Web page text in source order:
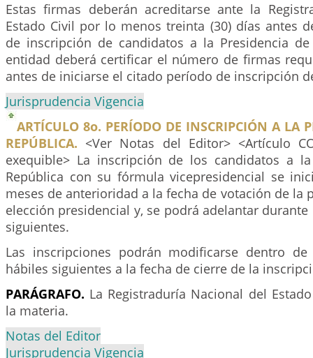
Estas firmas deberán acreditarse ante la
Estado Civil por lo menos treinta (30) días antes
de inscripción de candidatos a la Presidencia
entidad deberá certificar el número de firmas
antes de iniciarse el citado período de inscripción
Jurisprudencia Vigencia
ARTÍCULO 8o. PERÍODO DE INSCRIPCIÓN A LA
REPÚBLICA. <Ver Notas del Editor> <Artículo
exequible> La inscripción de los candidatos a
República con su fórmula vicepresidencial se
meses de anterioridad a la fecha de votación de la
elección presidencial y, se podrá adelantar
siguientes.
Las inscripciones podrán modificarse dentro
hábiles siguientes a la fecha de cierre de la
PARÁGRAFO. La Registraduría Nacional del
la materia.
Notas del Editor
Jurisprudencia Vigencia